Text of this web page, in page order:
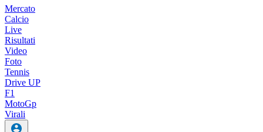
Mercato
Calcio
Live
Risultati
Video
Foto
Tennis
Drive UP
F1
MotoGp
Virali